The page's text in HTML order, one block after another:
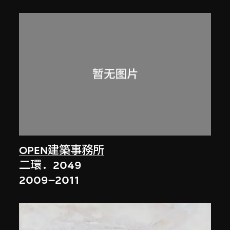
OPEN建築事務所
二環．2049
2009–2011